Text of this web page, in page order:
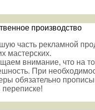
производство
часть рекламной
мастерских.
внимание, что на
При
обязательно
переписке!